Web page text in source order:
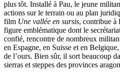
Leblanc Léopoldine
Leblay Julien
Lebrun Alain
Lefèvre David
Lelièvre Olivier
Lemire Olivier
Lemonnier Philippe
Lobo Éric
plus tôt. Installé à Pau, le jeune
actions sur le terrain ou au plan
film Une vallée en sursis, contribue à
figure emblématique dont le
confié, rencontre de nombreux
en Espagne, en Suisse et en
de l’ours. Bien sûr, il sort beaucoup
sierras et steppes des provinces